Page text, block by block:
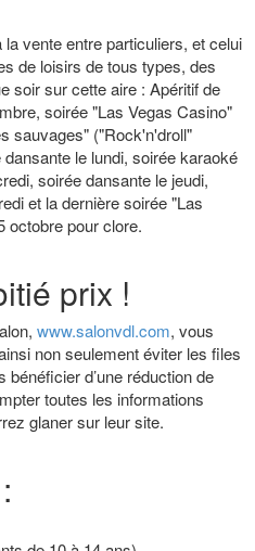
la vente entre particuliers, et celui
de loisirs de tous types, des
soir sur cette aire : Apéritif de
soirée "Las Vegas Casino"
sauvages" ("Rock'n'droll"
le lundi, soirée karaoké
soirée dansante le jeudi,
et la dernière soirée "Las
octobre pour clore.
prix !
www.salonvdl.com, vous
non seulement éviter les files
bénéficier d’une réduction de
toutes les informations
glaner sur leur site.